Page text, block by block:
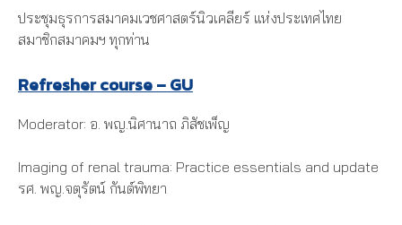
ประชุมธุรการสมาคมเวชศาสตร์นิวเคลียร์ แห่งประเทศไทย
สมาชิกสมาคมฯ ทุกท่าน
Refresher course – GU
Moderator: อ. พญ.นิศานาถ ภิสัชเพ็ญ
Imaging of renal trauma: Practice essentials and update
รศ. พญ.จตุรัตน์ กันต์พิทยา